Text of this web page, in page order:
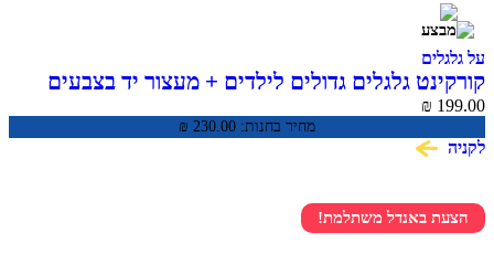
גלגלים גדולים לילדים + מעצור יד בצבעים
CLASSIC
מחיר בחנות: ₪230.00
₪
באנדל משתלמת!